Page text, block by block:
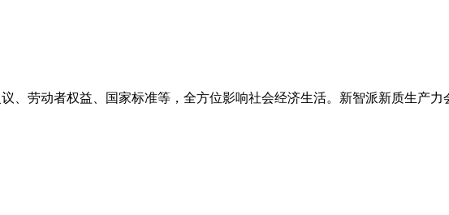
、劳动者权益、国家标准等，全方位影响社会经济生活。新智派新质生产